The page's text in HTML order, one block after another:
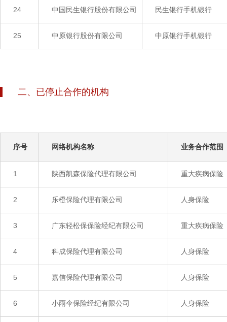
24 中国民生银行股份有限公司 民生银行手机银行
25 中原银行股份有限公司 中原银行手机银行
二、已停止合作的机构
序号 网络机构名称 业务合作范围
1 陕西凯森保险代理有限公司 重大疾病保险
2 乐橙保险代理有限公司 人身保险
3 广东轻松保保险经纪有限公司 重大疾病保险
4 科成保险代理有限公司 人身保险
5 嘉信保险代理有限公司 人身保险
6 小雨伞保险经纪有限公司 人身保险